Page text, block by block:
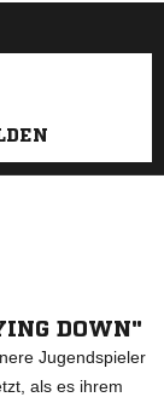
DOWN"
Jugendspieler
als es ihrem